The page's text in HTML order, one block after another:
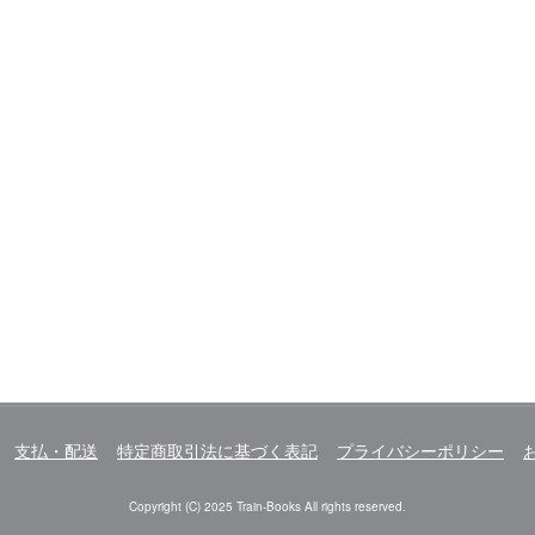
支払・配送 特定商取引法に基づく表記 プライバシーポリシー
Copyright (C) 2025 Train-Books All rights reserved.